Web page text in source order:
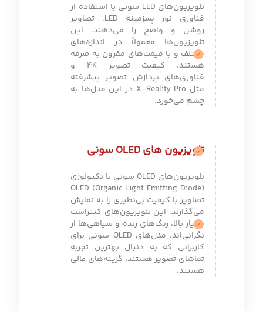
تلویزیون‌های LED سونی با استفاده از
فناوری نور پسزمینه LED، تصاویر
روشن و واضح را می‌دهند. این
تلویزیون‌ها معمولاً در اندازه‌های
مختلف و با قیمت‌های مقرون به صرفه
هستند. کیفیت تصویر 4K و
فناوری‌های پردازش تصویر پیشرفته
مثل X-Reality Pro در این مدل‌ها به
چشم می‌خورد.
تلویزیون های OLED سونی
تلویزیون‌های OLED سونی با تکنولوژی
OLED (Organic Light Emitting Diode)
تصاویر با کیفیت بی‌نظیری را به نمایش
می‌گذارند. این تلویزیون‌های کنتراست
بسیار بالا، رنگ‌های زنده و سیاهی‌ها از
نگرانی‌اند. مدل‌های OLED سونی برای
کاربرانی که به دنبال بهترین تجربه
تماشای تصویر هستند، گزینه‌های عالی
هستند.